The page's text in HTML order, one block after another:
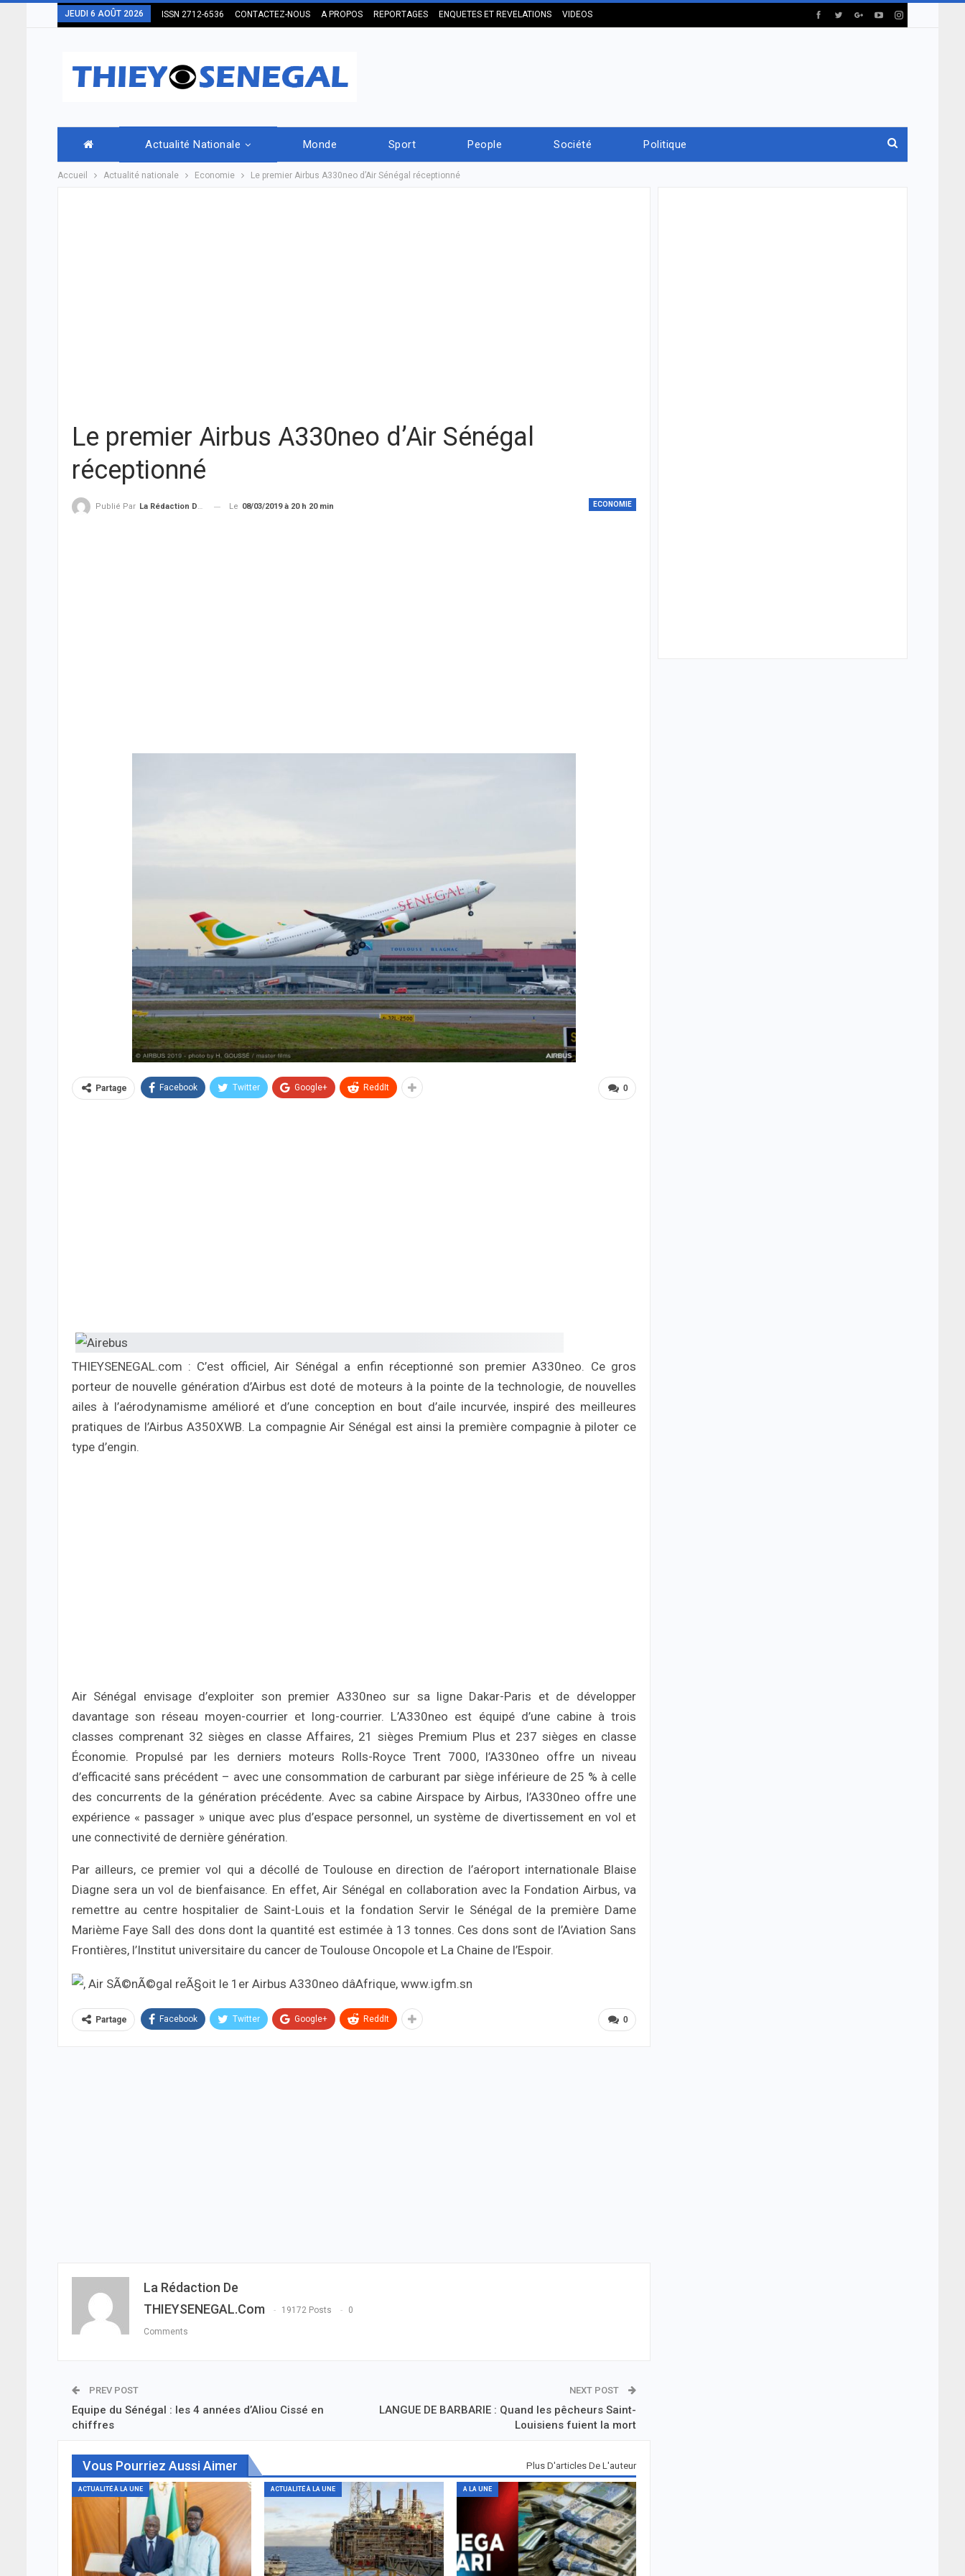
JEUDI 6 AOÛT 2026 ISSN 2712-6536 CONTACTEZ-NOUS A PROPOS REPORTAGES ENQUETES ET REVELATIONS VIDEOS
Actualité Nationale Monde Sport People Société Politique
Accueil Actualité nationale Economie Le premier Airbus A330neo d’Air Sénégal réceptionné
Le premier Airbus A330neo d’Air Sénégal
réceptionné
ECONOMIE
Publié Par La Rédaction De THIEYSENEGAL.com Le 08/03/2019 à 20 h 20 min
0
Partage Facebook Twitter Google+ ReddIt
THIEYSENEGAL.com : C’est officiel, Air Sénégal a enfin réceptionné son premier A330neo. Ce gros
porteur de nouvelle génération d’Airbus est doté de moteurs à la pointe de la technologie, de nouvelles
ailes à l’aérodynamisme amélioré et d’une conception en bout d’aile incurvée, inspiré des meilleures
pratiques de l’Airbus A350XWB. La compagnie Air Sénégal est ainsi la première compagnie à piloter ce
type d’engin.
Air Sénégal envisage d’exploiter son premier A330neo sur sa ligne Dakar-Paris et de développer
davantage son réseau moyen-courrier et long-courrier. L’A330neo est équipé d’une cabine à trois
classes comprenant 32 sièges en classe Affaires, 21 sièges Premium Plus et 237 sièges en classe
Économie. Propulsé par les derniers moteurs Rolls-Royce Trent 7000, l’A330neo offre un niveau
d’efficacité sans précédent – avec une consommation de carburant par siège inférieure de 25 % à celle
des concurrents de la génération précédente. Avec sa cabine Airspace by Airbus, l’A330neo offre une
expérience « passager » unique avec plus d’espace personnel, un système de divertissement en vol et
une connectivité de dernière génération.
Par ailleurs, ce premier vol qui a décollé de Toulouse en direction de l’aéroport internationale Blaise
Diagne sera un vol de bienfaisance. En effet, Air Sénégal en collaboration avec la Fondation Airbus, va
remettre au centre hospitalier de Saint-Louis et la fondation Servir le Sénégal de la première Dame
Marième Faye Sall des dons dont la quantité est estimée à 13 tonnes. Ces dons sont de l’Aviation Sans
Frontières, l’Institut universitaire du cancer de Toulouse Oncopole et La Chaine de l’Espoir.
0
Partage Facebook Twitter Google+ ReddIt
La Rédaction De
THIEYSENEGAL.com
19172 Posts 0
Comments
PREV POST
Equipe du Sénégal : les 4 années d’Aliou Cissé en
chiffres
NEXT POST
LANGUE DE BARBARIE : Quand les pêcheurs Saint-
Louisiens fuient la mort
Vous Pourriez Aussi Aimer Plus D'articles De L'auteur
ACTUALITÉ À LA UNE ACTUALITÉ À LA UNE A LA UNE